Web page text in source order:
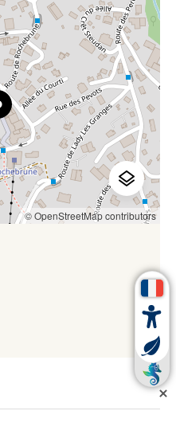
© OpenStreetMap contributors